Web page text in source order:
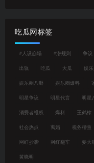
吃瓜网标签
#人设崩塌 #潜规则 争议
出轨 吃瓜 大瓜 娱
娱乐圈八卦 娱乐圈爆料
明星争议 明星代言 明星
消费者维权 爆料 王鹤棣
社会热点 离婚 税务稽查
网红抄袭 网红翻车 耍大
黄晓明